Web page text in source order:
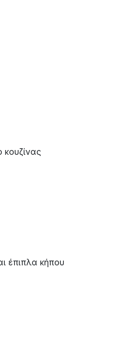
έπιπλα κήπου